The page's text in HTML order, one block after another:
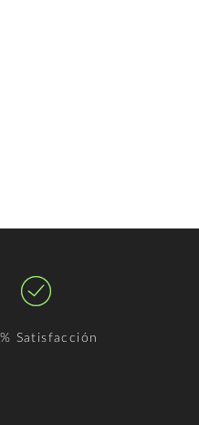
Satisfacción